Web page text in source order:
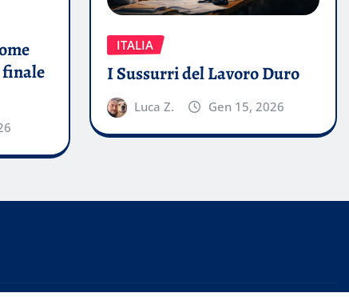
ITALIA
I Sussurri del Lavoro Duro
Luca Z. Gen 15, 2026